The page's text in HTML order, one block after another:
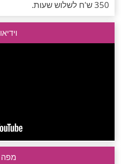
350 ש'ח לשלוש שעות.
וידיאו
מפה